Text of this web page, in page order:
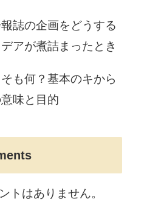
誌の企画をどうする
アが煮詰まったとき
も何？基本のキから
味と目的
トはありません。